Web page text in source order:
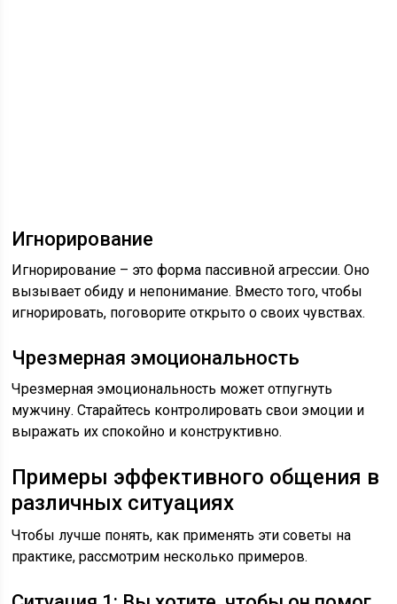
Игнорирование
Игнорирование – это форма пассивной агрессии. Оно
вызывает обиду и непонимание. Вместо того, чтобы
игнорировать, поговорите открыто о своих чувствах.
Чрезмерная эмоциональность
Чрезмерная эмоциональность может отпугнуть
мужчину. Старайтесь контролировать свои эмоции и
выражать их спокойно и конструктивно.
Примеры эффективного общения в
различных ситуациях
Чтобы лучше понять, как применять эти советы на
практике, рассмотрим несколько примеров.